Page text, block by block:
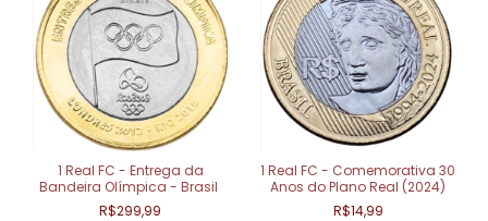
1 Real FC - Entrega da
Bandeira Olímpica - Brasil
R$299,99
1 Real FC - Comemorativa 30
Anos do Plano Real (2024)
R$14,99